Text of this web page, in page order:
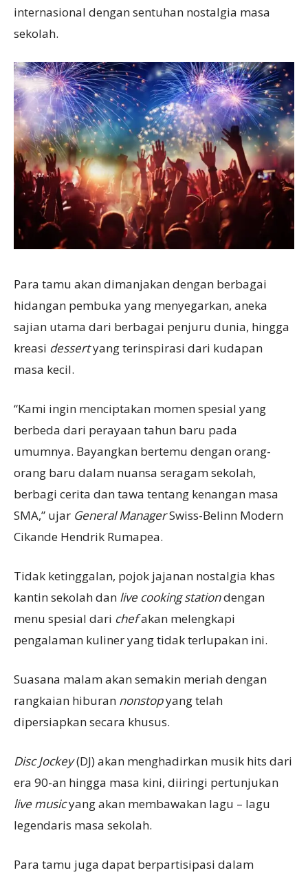
internasional dengan sentuhan nostalgia masa
sekolah.
Para tamu akan dimanjakan dengan berbagai
hidangan pembuka yang menyegarkan, aneka
sajian utama dari berbagai penjuru dunia, hingga
kreasi dessertyang terinspirasi dari kudapan
masa kecil.
“Kami ingin menciptakan momen spesial yang
berbeda dari perayaan tahun baru pada
umumnya. Bayangkan bertemu dengan orang-
orang baru dalam nuansa seragam sekolah,
berbagi cerita dan tawa tentang kenangan masa
SMA,” ujar General ManagerSwiss-Belinn Modern
Cikande Hendrik Rumapea.
Tidak ketinggalan, pojok jajanan nostalgia khas
kantin sekolah dan live cooking stationdengan
menu spesial dari chefakan melengkapi
pengalaman kuliner yang tidak terlupakan ini.
Suasana malam akan semakin meriah dengan
rangkaian hiburan nonstopyang telah
dipersiapkan secara khusus.
Disc Jockey(DJ) akan menghadirkan musik hits dari
era 90-an hingga masa kini, diiringi pertunjukan
live musicyang akan membawakan lagu – lagu
legendaris masa sekolah.
Para tamu juga dapat berpartisipasi dalam